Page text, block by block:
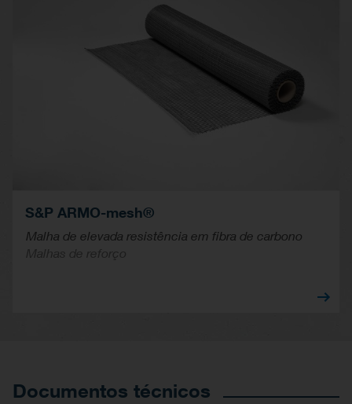
S&P ARMO-mesh®
Malha de elevada resistência em fibra de carbono
Malhas de reforço
Documentos técnicos